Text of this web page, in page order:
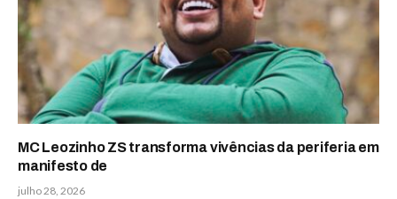
MC Leozinho ZS transforma vivências da periferia em
manifesto de
julho 28, 2026